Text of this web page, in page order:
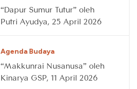
“Dapur Sumur Tutur” oleh
Putri Ayudya, 25 April 2026
Agenda Budaya
“Makkunrai Nusanusa” oleh
Kinarya GSP, 11 April 2026